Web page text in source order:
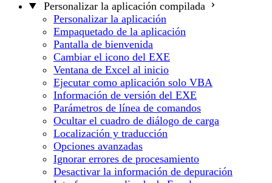
Personalizar la aplicación compilada
Personalizar la aplicación
Empaquetado de la aplicación
Pantalla de bienvenida
Cambiar el icono del EXE
Ventana de Excel al inicio
Ejecutar como aplicación solo VBA
Información de versión del EXE
Parámetros de línea de comandos
Ocultar el cuadro de diálogo de carga
Localización y traducción
Opciones avanzadas
Ignorar errores de procesamiento
Desactivar la información de depuración